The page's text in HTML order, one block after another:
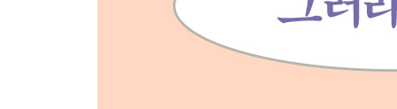
사연을 읽는 이유
스물일곱에 멈춘 내 나이